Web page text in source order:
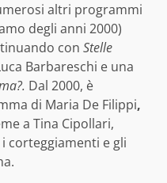
altri programmi
degli anni 2000)
con Stelle
Barbareschi e una
Dal 2000, è
di Maria De Filippi,
a Tina Cipollari,
corteggiamenti e gli